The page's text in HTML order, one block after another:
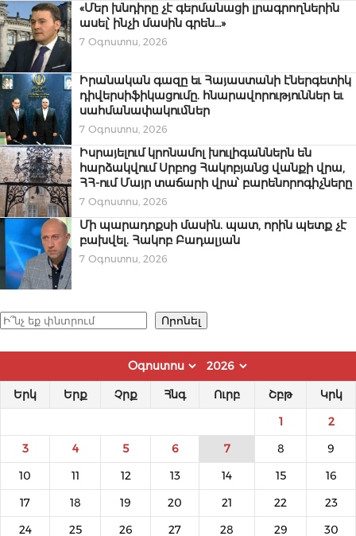
«Մեր խնդիրը չէ գերմանացի լրագրողներին
ասել՝ ինչի մասին գրեն…»
7 Օգոստոս, 2026
Իրանական գազը եւ Հայաստանի էներգետիկ
դիվերսիֆիկացումը. հնարավորություններ եւ
սահմանափակումներ
7 Օգոստոս, 2026
Իսրայելում կրոնամոլ խուլիգաններն են
հարձակվում Սրբոց Հակոբյանց վանքի վրա,
ՀՀ-ում Մայր տաճարի վրա՝ բարենորոգիչները
7 Օգոստոս, 2026
Մի պարադոքսի մասին. պատ, որին պետք չէ
բախվել. Հակոբ Բադալյան
7 Օգոստոս, 2026
Որոնել Որոնել
Երկ Երք Չրք Հնգ Ուրբ Շբթ Կրկ
1 2
3 4 5 6 7 8 9
10 11 12 13 14 15 16
17 18 19 20 21 22 23
24 25 26 27 28 29 30